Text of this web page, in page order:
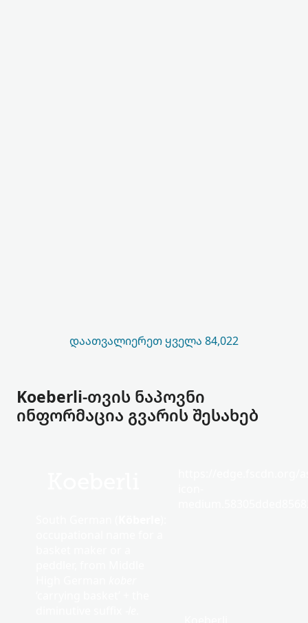
ᲓᲐᲐᲗᲕᲐᲚᲘᲔᲠᲔᲗ ᲧᲕᲔᲚᲐ 84,022
Koeberli-თვის ნაპოვნი
ინფორმაცია გვარის შესახებ